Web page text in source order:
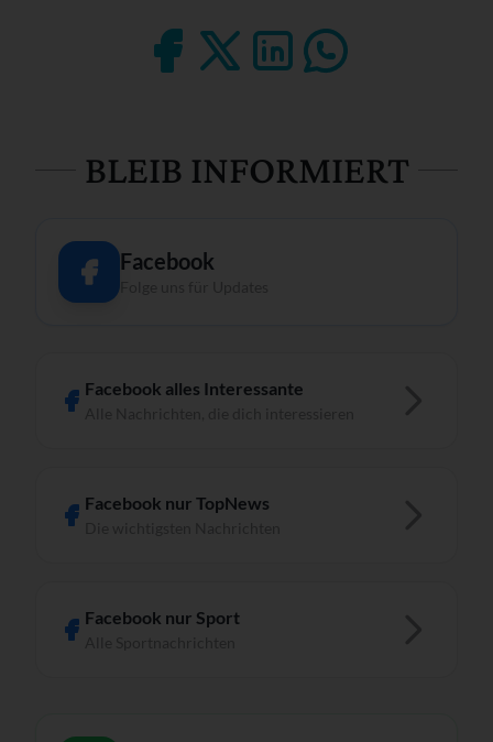
BLEIB INFORMIERT
Facebook
Facebook alles Interessante
Facebook nur TopNews
Facebook nur Sport